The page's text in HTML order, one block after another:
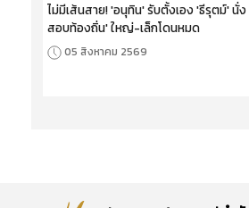
ไม่มีเส้นสาย! 'อนุทิน' รับตั้งเอง 'ธีรุตม์' นั่
สอบท้องถิ่น' ใหญ่-เล็กโดนหมด
05 สิงหาคม 2569